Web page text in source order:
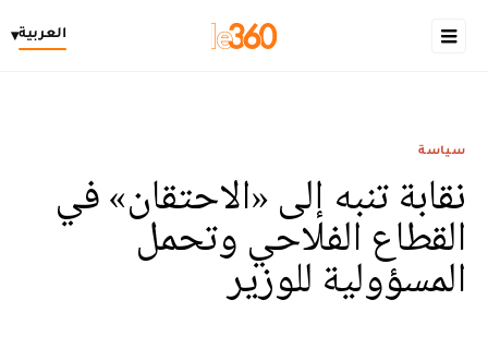
العربية▾
سياسة
نقابة تنبه إلى «الاحتقان» في
القطاع الفلاحي وتحمل
المسؤولية للوزير